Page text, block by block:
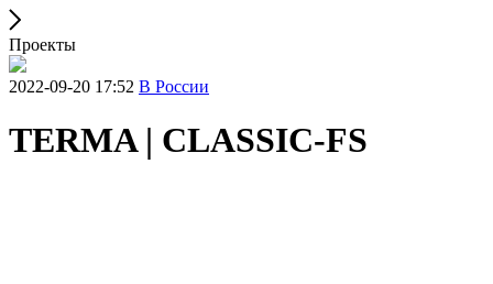
Проекты
2022-09-20 17:52 В России
TERMA | CLASSIC-FS